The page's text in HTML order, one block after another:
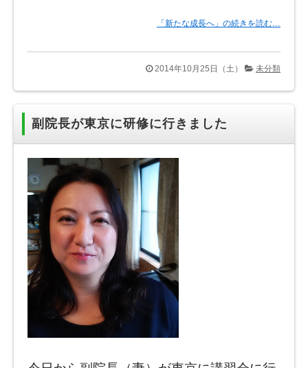
「新たな成長へ」の続きを読む…
2014年10月25日（土） 未分類
副院長が東京に研修に行きました